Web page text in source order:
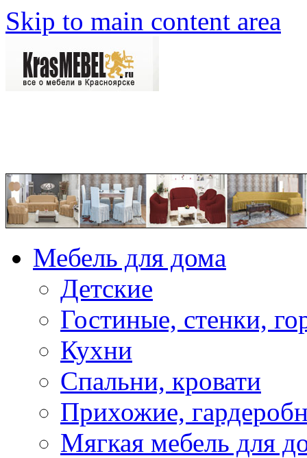
Skip to main content area
Мебель для дома
Детские
Гостиные, стенки,
Кухни
Спальни, кровати
Прихожие,
Мягкая мебель для